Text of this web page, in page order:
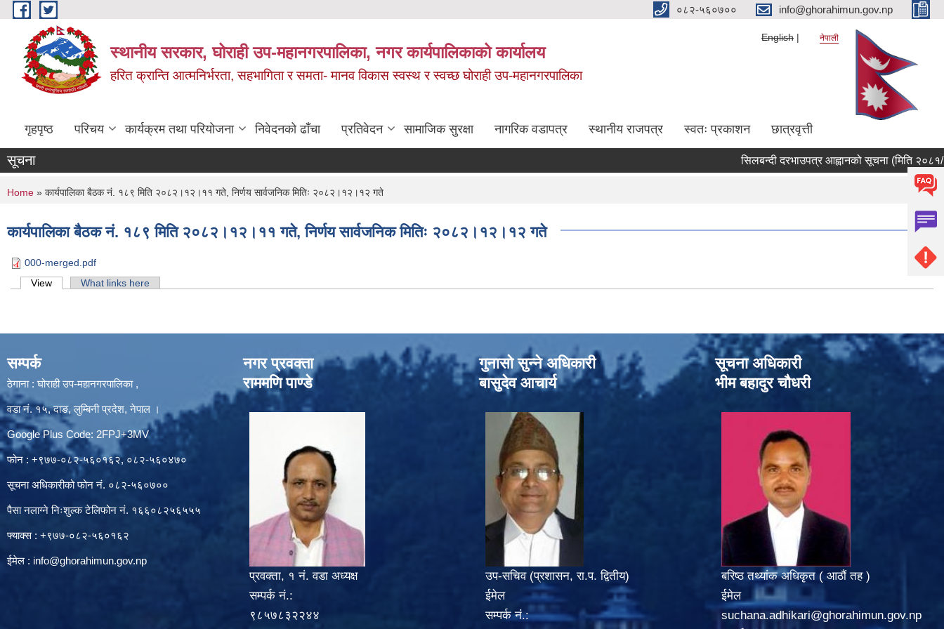
Skip to main content ०८२-५६०७०० info@ghorahimun.gov.np
स्थानीय सरकार, घोराही उप-महानगरपालिका, नगर कार्यपालिकाको कार्यालय
हरित क्रान्ति आत्मनिर्भरता, सहभागिता र समता- मानव विकास स्वस्थ र स्वच्छ घोराही उप-महानगरपालिका
English नेपाली
गृहपृष्ठ परिचय कार्यक्रम तथा परियोजना निवेदनको ढाँचा प्रतिवेदन सामाजिक सुरक्षा नागरिक वडापत्र स्थानीय राजपत्र स्वतः प्रकाशन छात्रवृत्ती
सूचना सिलबन्दी दरभाउपत्र आह्वानको सूचना (मिति २०८१/
You are here
Home » कार्यपालिका बैठक नं. १८९ मिति २०८२।१२।११ गते, निर्णय सार्वजनिक मितिः २०८२।१२।१२ गते
कार्यपालिका बैठक नं. १८९ मिति २०८२।१२।११ गते, निर्णय सार्वजनिक मितिः २०८२।१२।१२ गते
000-merged.pdf
Primary tabs
View (active tab)What links here
सम्पर्क
ठेगाना : घोराही उप-महानगरपालिका ,
वडा नं. १५, दाङ, लुम्बिनी प्रदेश, नेपाल ।
Google Plus Code: 2FPJ+3MV
फोन : +९७७-०८२-५६०१६२, ०८२-५६०४७०
सूचना अधिकारीको फोन नं. ०८२-५६०७००
पैसा नलाग्ने निःशुल्क टेलिफोन नं. १६६०८२५६५५५
फ्याक्स : +९७७-०८२-५६०१६२
ईमेल : info@ghorahimun.gov.np
नगर प्रवक्ता
राममणि पाण्डे
प्रवक्ता, १ नं. वडा अध्यक्ष
सम्पर्क नं.:
९८५७८३२२४४
गुनासो सुन्‍ने अधिकारी
बासुदेव आचार्य
उप-सचिव (प्रशासन, रा.प. द्वितीय)
ईमेल
सम्पर्क नं.:
सूचना अधिकारी
भीम बहादुर चौधरी
बरिष्ठ तथ्यांक अधिकृत ( आठौं तह )
ईमेल
suchana.adhikari@ghorahimun.gov.np